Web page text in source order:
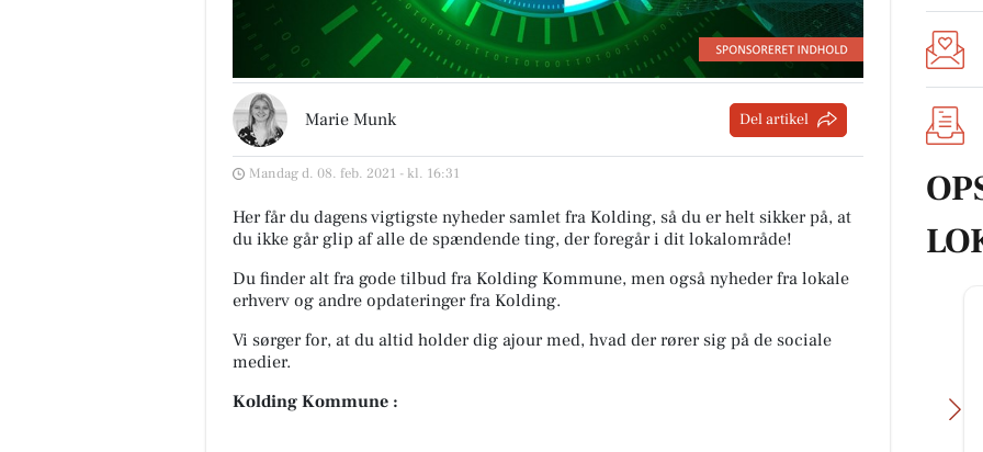
Marie Munk Del artikel
Mandag d. 08. feb. 2021 - kl. 16:31
Her får du dagens vigtigste nyheder samlet fra Kolding, så du er helt sikker på, at
du ikke går glip af alle de spændende ting, der foregår i dit lokalområde!
Du finder alt fra gode tilbud fra Kolding Kommune, men også nyheder fra lokale
erhverv og andre opdateringer fra Kolding.
Vi sørger for, at du altid holder dig ajour med, hvad der rører sig på de sociale
medier.
Kolding Kommune :